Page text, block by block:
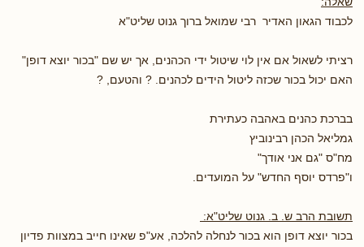
לכבוד הגאון האדיר רבי שמואל ברוך גנוט שליט"א
רציתי לשאול אם אין לוי שיטול ידי הכהנים, אך יש שם "בכור יוצא דופן"
האם יכול בכור שכזה ליטול הידים לכהנים. ? והטעם, ?
בברכת כהנים באהבה כעתירת
גמליאל הכהן רבינוביץ
מח"ס "גם אני אודך"
ו"פרדס יוסף החדש" על המועדים.
תשובת הרב ש. ב. גנוט שליט"א:
בכור יוצא דופן הוא בכור לנחלה להלכה, אע"פ שאינו חייב במצוות פדיון